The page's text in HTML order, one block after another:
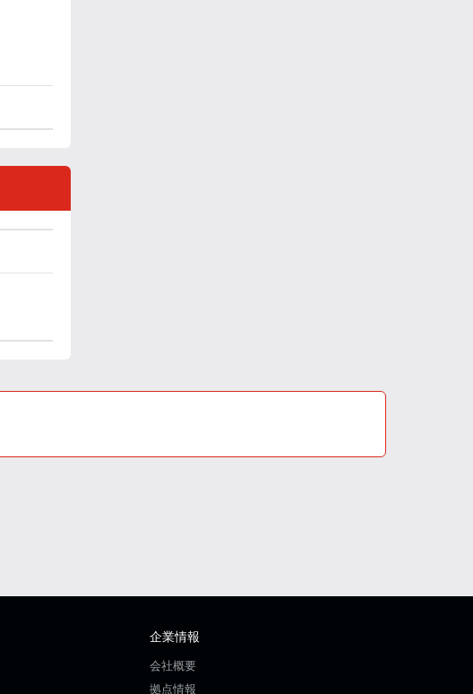
企業情報
会社概要
拠点情報